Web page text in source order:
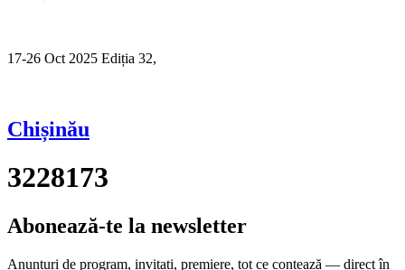
17-26 Oct 2025 Ediția 32,
Chișinău
3228173
Abonează-te la newsletter
Anunțuri de program, invitați, premiere, tot ce contează — direct în